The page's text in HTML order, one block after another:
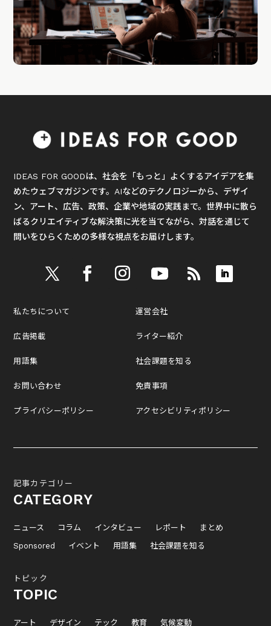
IDEAS FOR GOODは、社会を「もっと」よくするアイデアを集
めたウェブマガジンです。AIなどのテクノロジーから、デザイ
ン、アート、広告、政策、企業や地域の実践まで。世界中に散ら
ばるクリエイティブな解決策に光を当てながら、対話を通じて
問いをひらくための多様な視点をお届けします。
私たちについて
広告掲載
用語集
お問い合わせ
プライバシーポリシー
運営会社
ライター紹介
社会課題を知る
免責事項
アクセシビリティポリシー
記事カテゴリー
CATEGORY
ニュース コラム インタビュー レポート
まとめ
Sponsored
イベント 用語集 社会課題を知る
トピック
TOPIC
アート デザイン テック 教育 気候変動